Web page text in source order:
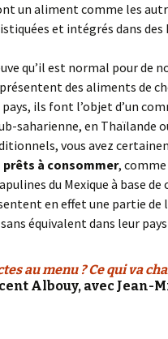
un aliment comme les
et intégrés dans
qu’il est normal pour de
des aliments de
pays, ils font l’objet d’un
saharienne, en Thaïlande
vous avez
prêts à consommer,
du Mexique à base
en effet une partie de
équivalent dans leur pays
au menu ? Ce qui va
Albouy, avec Jean-